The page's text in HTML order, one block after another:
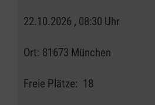
22.10.2026 , 08:30 Uhr
Ort: 81673 München
Freie Plätze: 18